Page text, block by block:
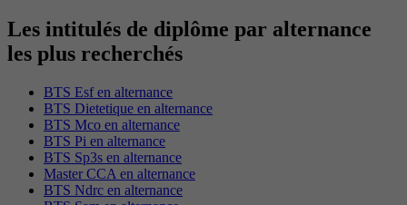
Les intitulés de diplôme par alternance
les plus recherchés
BTS Esf en alternance
BTS Dietetique en alternance
BTS Mco en alternance
BTS Pi en alternance
BTS Sp3s en alternance
Master CCA en alternance
BTS Ndrc en alternance